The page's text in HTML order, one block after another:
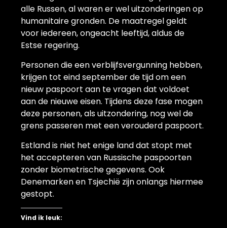
alle Russen, al waren er wel uitzonderingen op
humanitaire gronden. De maatregel geldt
voor iedereen, ongeacht leeftijd, aldus de
Estse regering.
Personen die een verblijfsvergunning hebben,
krijgen tot eind september de tijd om een
nieuw paspoort aan te vragen dat voldoet
aan de nieuwe eisen. Tijdens deze fase mogen
deze personen, als uitzondering, nog wel de
grens passeren met een verouderd paspoort.
Estland is niet het enige land dat stopt met
het accepteren van Russische paspoorten
zonder biometrische gegevens. Ook
Denemarken en Tsjechië zijn onlangs hiermee
gestopt.
Vind ik leuk: